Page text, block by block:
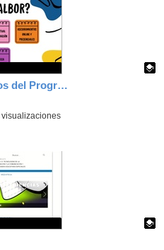
Recursos y servicios del Programa ALBOR
visualizaciones